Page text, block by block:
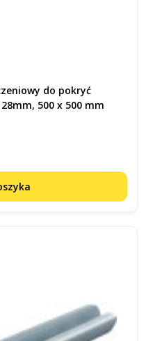
do pokryć
500 x 500 mm